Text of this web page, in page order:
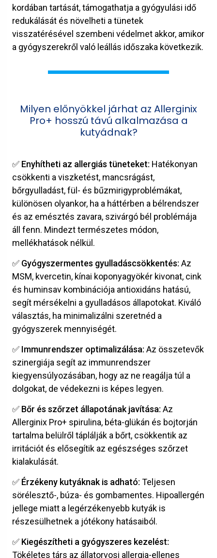
kordában tartását, támogathatja a gyógyulási idő
redukálását és növelheti a tünetek
visszatérésével szembeni védelmet akkor, amikor
a gyógyszerekről való leállás időszaka következik.
Milyen előnyökkel járhat az Allerginix
Pro+ hosszú távú alkalmazása a
kutyádnak?
✅ Enyhítheti az allergiás tüneteket: Hatékonyan
csökkenti a viszketést, mancsrágást,
bőrgyulladást, fül- és bűzmirigyproblémákat,
különösen olyankor, ha a háttérben a bélrendszer
és az emésztés zavara, szivárgó bél problémája
áll fenn. Mindezt természetes módon,
mellékhatások nélkül.
✅ Gyógyszermentes gyulladáscsökkentés: Az
MSM, kvercetin, kínai koponyagyökér kivonat, cink
és huminsav kombinációja antioxidáns hatású,
segít mérsékelni a gyulladásos állapotokat. Kiváló
választás, ha minimalizálni szeretnéd a
gyógyszerek mennyiségét.
✅ Immunrendszer optimalizálása: Az összetevők
szinergiája segít az immunrendszer
kiegyensúlyozásában, hogy az ne reagálja túl a
dolgokat, de védekezni is képes legyen.
✅ Bőr és szőrzet állapotának javítása: Az
Allerginix Pro+ spirulina, béta-glükán és bojtorján
tartalma belülről táplálják a bőrt, csökkentik az
irritációt és elősegítik az egészséges szőrzet
kialakulását.
✅ Érzékeny kutyáknak is adható: Teljesen
sörélesztő-, búza- és gombamentes. Hipoallergén
jellege miatt a legérzékenyebb kutyák is
részesülhetnek a jótékony hatásaiból.
✅ Kiegészítheti a gyógyszeres kezelést:
Tökéletes társ az állatorvosi allergia-ellenes